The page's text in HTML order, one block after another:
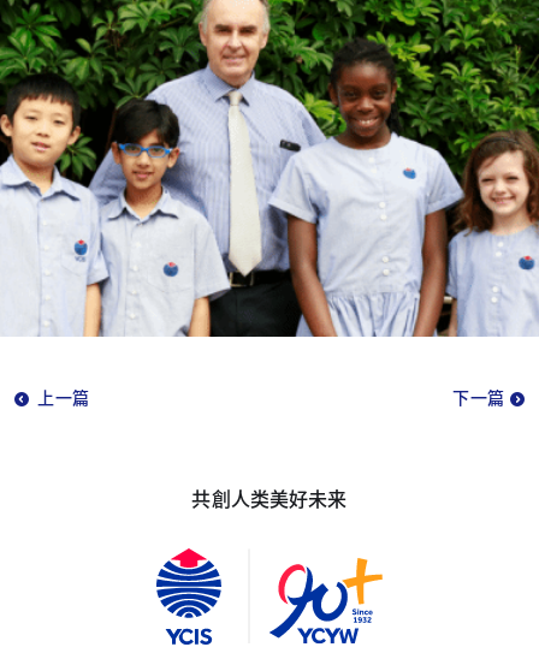
上一篇 下一篇
共創人类美好未来